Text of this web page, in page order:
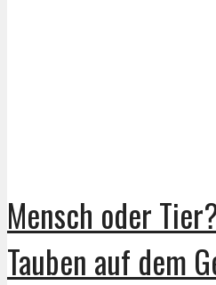
Mensch oder
Tauben auf dem